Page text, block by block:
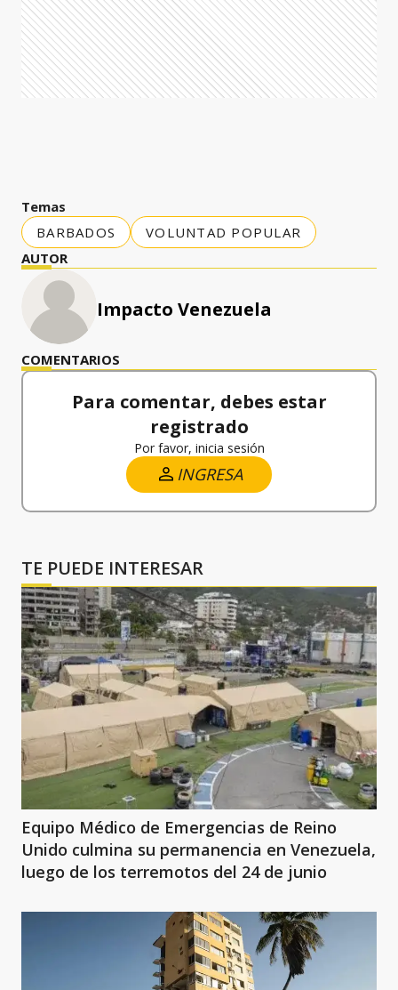
Temas
BARBADOS
VOLUNTAD POPULAR
AUTOR
Impacto Venezuela
COMENTARIOS
Para comentar, debes estar
registrado
Por favor, inicia sesión
INGRESA
TE PUEDE INTERESAR
Equipo Médico de Emergencias de Reino
Unido culmina su permanencia en Venezuela,
luego de los terremotos del 24 de junio